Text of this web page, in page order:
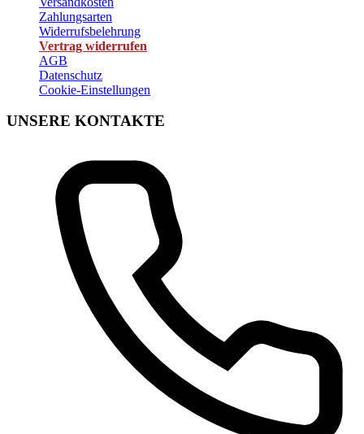
Zahlungsarten
Widerrufsbelehrung
Vertrag widerrufen
AGB
Datenschutz
Cookie-Einstellungen
UNSERE KONTAKTE